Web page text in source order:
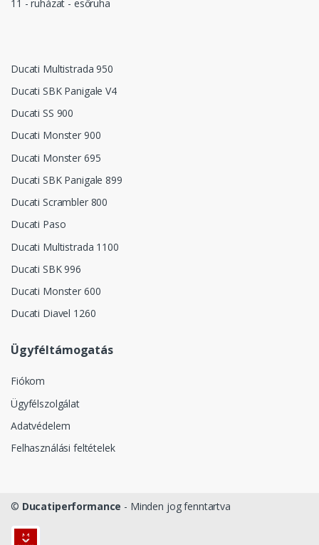
11 - ruházat - esőruha
Ducati Multistrada 950
Ducati SBK Panigale V4
Ducati SS 900
Ducati Monster 900
Ducati Monster 695
Ducati SBK Panigale 899
Ducati Scrambler 800
Ducati Paso
Ducati Multistrada 1100
Ducati SBK 996
Ducati Monster 600
Ducati Diavel 1260
Ügyféltámogatás
Fiókom
Ügyfélszolgálat
Adatvédelem
Felhasználási feltételek
© Ducatiperformance - Minden jog fenntartva